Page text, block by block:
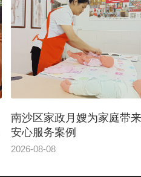
南沙区家政月嫂为家庭带来
安心服务案例
2026-08-08